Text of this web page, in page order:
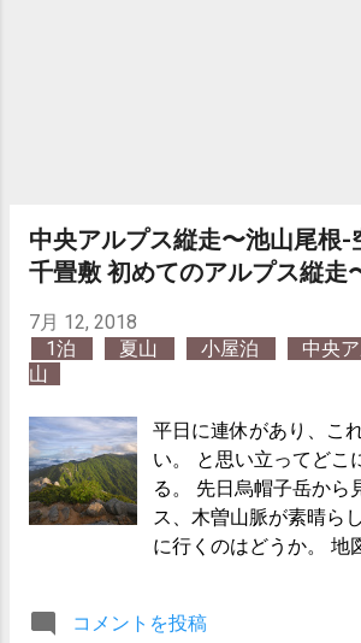
中央アルプス縦走〜池山尾根-
千畳敷 初めてのアルプス縦走
7月 12, 2018
1泊
夏山 小屋泊 中央
山
平日に連休があり、こ
い。 と思い立ってどこ
る。 先日烏帽子岳から
ス、木曽山脈が素晴ら
に行くのはどうか。 地
2000m超えと中々にハ
コメントを投稿